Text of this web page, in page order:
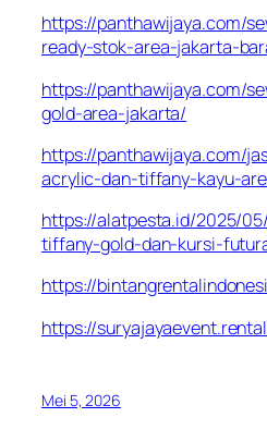
https://panthawijaya.com/
ready-stok-area-jakarta-
https://panthawijaya.com/
gold-area-jakarta/
https://panthawijaya.com/
acrylic-dan-tiffany-kayu-
https://alatpesta.id/2025/
tiffany-gold-dan-kursi-
https://
https://
Mei 5, 2026